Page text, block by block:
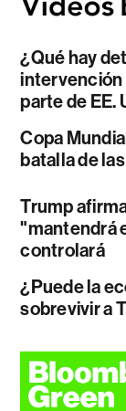
¿Qué hay
intervención
parte de EE.
Copa
batalla de
Trump
"mantendrá
controlará
¿Puede la
sobrevivir a